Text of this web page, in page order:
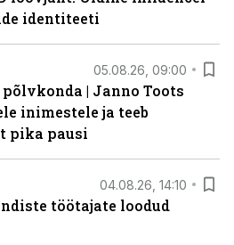
identiteeti
05.08.26, 09:00
| Janno Toots
inimestele ja teeb
pika pausi
04.08.26, 14:10
töötajate loodud